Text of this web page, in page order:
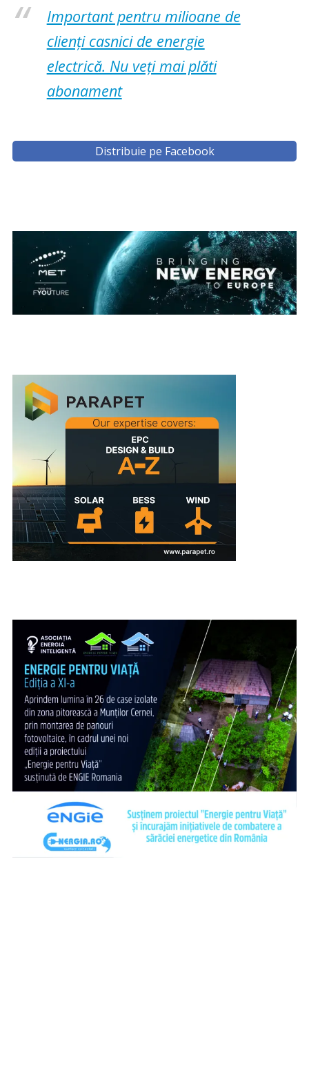
Important pentru milioane de
clienți casnici de energie
electrică. Nu veți mai plăti
abonament
Distribuie pe Facebook